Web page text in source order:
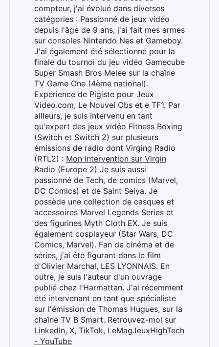
compteur, j'ai évolué dans diverses
catégories : Passionné de jeux vidéo
depuis l'âge de 9 ans, j'ai fait mes armes
sur consoles Nintendo Nes et Gameboy.
J'ai également été sélectionné pour la
finale du tournoi du jeu vidéo Gamecube
Super Smash Bros Melee sur la chaîne
TV Game One (4ème national).
Expérience de Pigiste pour Jeux
Video.com, Le Nouvel Obs et e TF1. Par
ailleurs, je suis intervenu en tant
qu'expert des jeux vidéo Fitness Boxing
(Switch et Switch 2) sur plusieurs
émissions de radio dont Virging Radio
(RTL2) : Mon intervention sur Virgin
Radio (Europe 2) Je suis aussi
passionné de Tech, de comics (Marvel,
DC Comics) et de Saint Seiya. Je
possède une collection de casques et
accessoires Marvel Legends Series et
des figurines Myth Cloth EX. Je suis
également cosplayeur (Star Wars, DC
Comics, Marvel). Fan de cinéma et de
séries, j'ai été figurant dans le film
d'Olivier Marchal, LES LYONNAIS. En
outre, je suis l'auteur d'un ouvrage
publié chez l'Harmattan. J'ai récemment
été intervenant en tant que spécialiste
sur l'émission de Thomas Hugues, sur la
chaîne TV B Smart. Retrouvez-moi sur
LinkedIn, X, TikTok, LeMagJeuxHighTech
- YouTube